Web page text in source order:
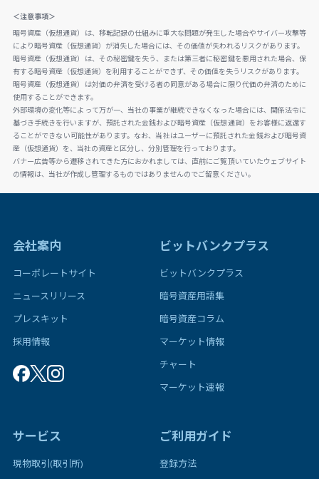
＜注意事項＞
暗号資産（仮想通貨）は、移転記録の仕組みに重大な問題が発生した場合やサイバー攻撃等
により暗号資産（仮想通貨）が消失した場合には、その価値が失われるリスクがあります。
暗号資産（仮想通貨）は、その秘密鍵を失う、または第三者に秘密鍵を悪用された場合、保
有する暗号資産（仮想通貨）を利用することができず、その価値を失うリスクがあります。
暗号資産（仮想通貨）は対価の弁済を受ける者の同意がある場合に限り代価の弁済のために
使用することができます。
外部環境の変化等によって万が一、当社の事業が継続できなくなった場合には、関係法令に
基づき手続きを行いますが、預託された金銭および暗号資産（仮想通貨）をお客様に返還す
ることができない可能性があります。なお、当社はユーザーに預託された金銭および暗号資
産（仮想通貨）を、当社の資産と区分し、分別管理を行っております。
バナー広告等から遷移されてきた方におかれましては、直前にご覧頂いていたウェブサイト
の情報は、当社が作成し管理するものではありませんのでご留意ください。
会社案内
コーポレートサイト
ニュースリリース
プレスキット
採用情報
ビットバンクプラス
ビットバンクプラス
暗号資産用語集
暗号資産コラム
マーケット情報
チャート
マーケット速報
サービス
現物取引(取引所)
ご利用ガイド
登録方法